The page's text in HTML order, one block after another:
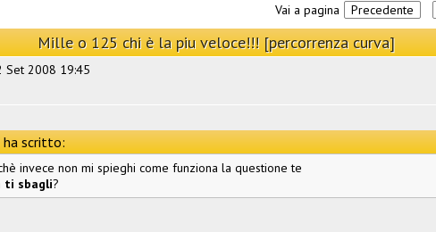
Vai a pagina
Precedente
Mille o 125 chi è la piu veloce!!! [percorrenza curva]
Set 2008 19:45
ha scritto:
invece non mi spieghi come funziona la questione te
ti sbagli?